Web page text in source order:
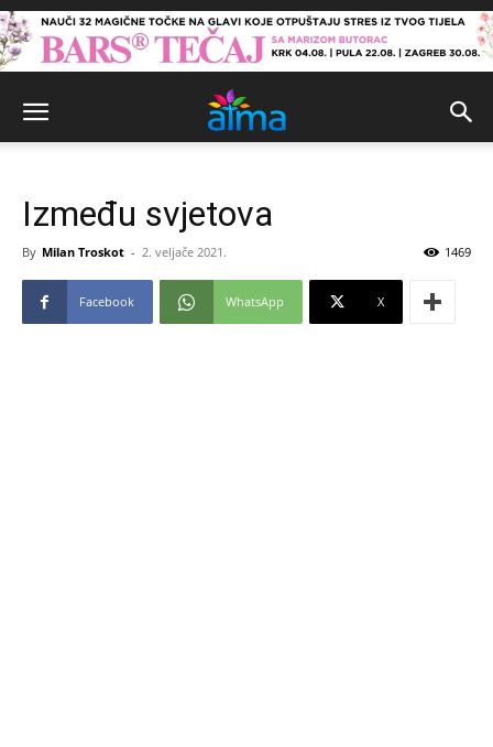
Između svjetova
By Milan Troskot - 2. veljače 2021. 1469
Facebook WhatsApp X